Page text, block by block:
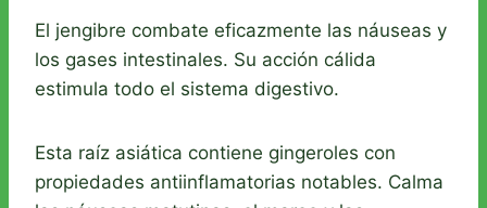
El jengibre combate eficazmente las náuseas y
los gases intestinales. Su acción cálida
estimula todo el sistema digestivo.
Esta raíz asiática contiene gingeroles con
propiedades antiinflamatorias notables. Calma